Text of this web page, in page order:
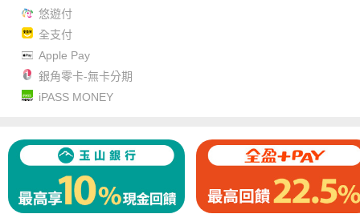
悠遊付
全支付
Apple Pay
銀角零卡-無卡分期
iPASS MONEY